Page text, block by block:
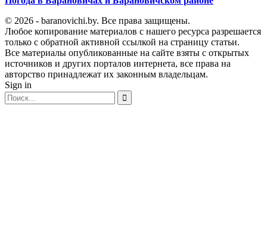
© 2026 - baranovichi.by. Все права защищены.
Любое копирование материалов с нашего ресурса разрешается
только с обратной активной ссылкой на страницу статьи.
Все материалы опубликованные на сайте взяты с открытых
источников и других порталов интернета, все права на
авторство принадлежат их законным владельцам.
Sign in